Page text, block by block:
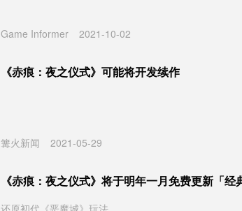
Game Informer 2021-10-02
《赤痕：夜之仪式》可能将开发续作
篝火新闻 2021-05-29
《赤痕：夜之仪式》将于明年一月免费更新「经